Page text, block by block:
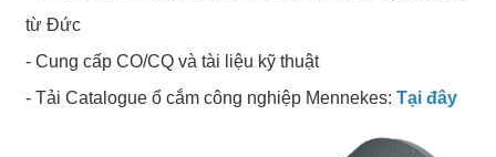
từ Đức
- Cung cấp CO/CQ và tài liệu kỹ thuật
- Tải Catalogue ổ cắm công nghiệp Mennekes: Tại đây